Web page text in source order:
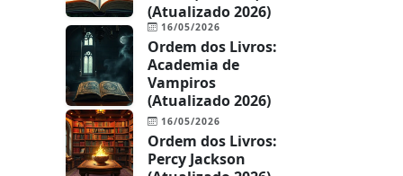
(Atualizado 2026)
16/05/2026
Ordem dos Livros:
Academia de
Vampiros
(Atualizado 2026)
16/05/2026
Ordem dos Livros:
Percy Jackson